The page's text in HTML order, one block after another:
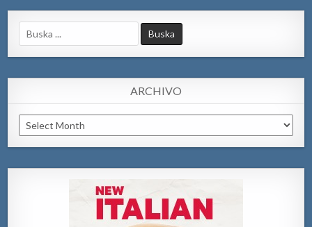
Search
for:
ARCHIVO
Archivo